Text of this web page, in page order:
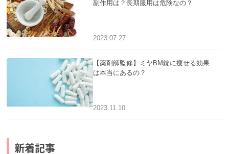
副作用は？長期服用は危険なの？
2023.07.27
【薬剤師監修】ミヤBM錠に痩せる効果
は本当にあるの？
2023.11.10
新着記事